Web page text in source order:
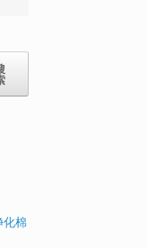
化棉